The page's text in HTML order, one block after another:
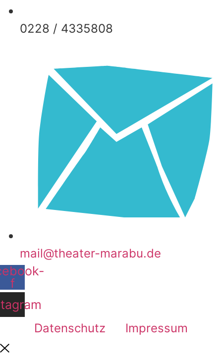
0228 / 4335808
mail@theater­-marabu.de
f
Datenschutz Impressum